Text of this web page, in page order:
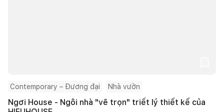
Contemporary – Đương đại Nhà vườn
Ngơi House - Ngôi nhà "vẽ trọn" triết lý thiết kế của